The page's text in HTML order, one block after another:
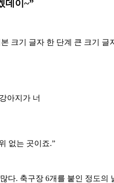
데이~”
크기 글자 한 단계 큰 크기 글
아지가 너
없는 곳이죠.”
다. 축구장 6개를 붙인 정도